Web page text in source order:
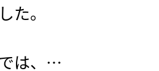
た。
は、…